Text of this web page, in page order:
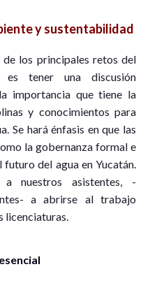
y sustentabilidad
los principales retos del
tener una discusión
importancia que tiene la
y conocimientos para
Se hará énfasis en que las
la gobernanza formal e
del agua en Yucatán.
a nuestros asistentes, -
a abrirse al trabajo
licenciaturas.